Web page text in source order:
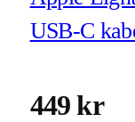
USB-C
449 kr